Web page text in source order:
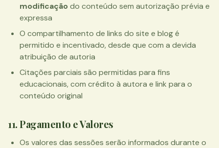
modificação do conteúdo sem autorização prévia e
expressa
O compartilhamento de links do site e blog é
permitido e incentivado, desde que com a devida
atribuição de autoria
Citações parciais são permitidas para fins
educacionais, com crédito à autora e link para o
conteúdo original
11. Pagamento e Valores
Os valores das sessões serão informados durante o